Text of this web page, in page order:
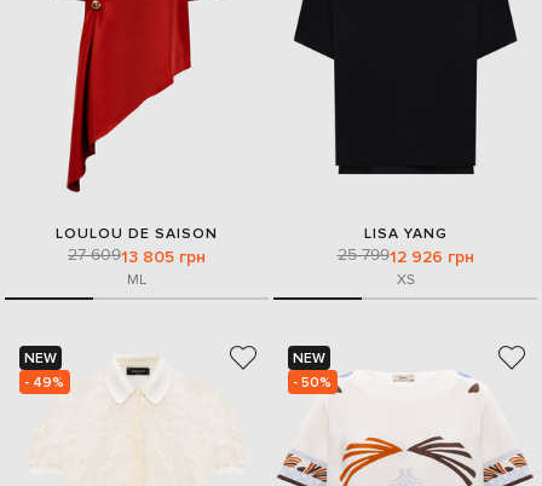
LOULOU DE SAISON
27 60913 805 грн
ML
LISA YANG
25 79912 926 грн
XS
NEW
- 49%
NEW
- 50%